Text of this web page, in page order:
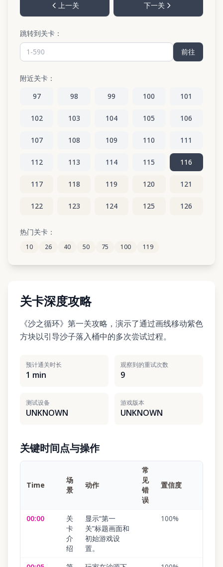
上一关 下一关
跳转到关卡：
前往
附近关卡：
97
98 99 100 101
102 103 104 105 106
107 108 109 110 111
112 113 114 115 116
117 118 119 120 121
122 123 124 125 126
127
132 133 134 135
热门关卡：
10 26 40 50 75 100 119
关卡深度攻略
《沙之循环》第一关攻略，演示了通过画线移动紫色
方块以引导沙子落入桶中的多次尝试过程。
预计通关时长
1 min
观察到的重试次数
9
测试设备
UNKNOWN
游戏版本
UNKNOWN
关键时间点与操作
Time
场
景
动作
常
见
错
误
置信度
00:00
关
卡
介
绍
显示“第一
关”标题画面和
初始游戏设
置。
100%